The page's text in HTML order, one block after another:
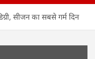
सीजन का सबसे गर्म दिन